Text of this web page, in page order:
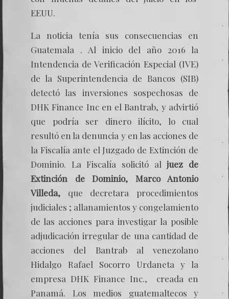
EEUU.
La noticia tenía sus consecuencias en
Guatemala . Al inicio del año 2016 la
Intendencia de Verificación Especial (IVE)
de la Superintendencia de Bancos (SIB)
detectó las inversiones sospechosas de
DHK Finance Inc en el Bantrab, y advirtió
que podría ser dinero ilícito, lo cual
resultó en la denuncia y en las acciones de
la Fiscalía ante el Juzgado de Extinción de
Dominio. La Fiscalía solicitó aljuez de
Extinción de Dominio, Marco Antonio
Villeda, que decretara procedimientos
judiciales ; allanamientos y congelamiento
de las acciones para investigar la posible
adjudicación irregular de una cantidad de
acciones del Bantrab al venezolano
Hidalgo Rafael Socorro Urdaneta y la
empresa DHK Finance Inc., creada en
Panamá. Los medios guatemaltecos y